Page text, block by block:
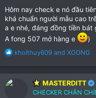
Hôm nay check e nó đầu
khá chuẩn người mẫu cao
a e nhé, đáng đồng tiền bát
A fong 507 mở hàng e
)
R
khoithuy609 and XOONG
MASTERDITT
CHECKER CHÂN